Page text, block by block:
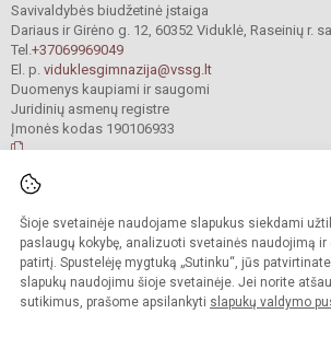
Šioje svetainėje naudojame slapukus siekdami
paslaugų kokybę, analizuoti svetainės naudojimą
patirtį. Spustelėję mygtuką „Sutinku“, jūs
slapukų naudojimu šioje svetainėje. Jei norite
sutikimus, prašome apsilankyti slapukų valdymo
Savivaldybės biudžetinė įstaiga
Dariaus ir Girėno g. 12, 60352 Viduklė, Raseinių r.
Tel.+37069969049
El. p. viduklesgimnazija@vssg.lt
Duomenys kaupiami ir saugomi
Juridinių asmenų registre
Įmonės kodas 190106933
saugomos.
Kopijuoti turinį be raštiško gimnazijos sutikimo
Prieinamumo paraiška Slapukų
Sumanus būdas atnaujinti